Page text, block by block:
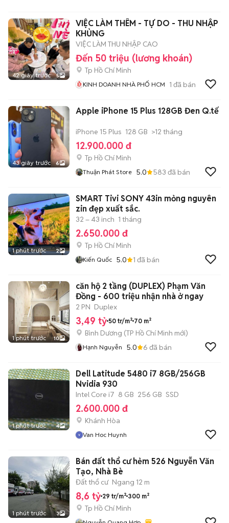
42 giây trước 5
VIỆC LÀM THÊM - TỰ DO - THU NHẬP
KHỦNG
VIỆC LÀM THU NHẬP CAO
Đến 50 triệu (lương khoán)
Tp Hồ Chí Minh
KINH DOANH NHÀ PHỐ HCM 1 đã bán
43 giây trước 6
Apple iPhone 15 Plus 128GB Đen Q.tế
iPhone 15 Plus 128 GB >12 tháng
12.900.000 đ
Tp Hồ Chí Minh
Thuận Phát Store 5.0 583 đã bán
1 phút trước 2
SMART Tivi SONY 43in mỏng nguyên
zin đẹp xuất sắc.
32 – 43 inch 1 tháng
2.650.000 đ
Tp Hồ Chí Minh
Kiến Quốc 5.0 1 đã bán
1 phút trước 10
căn hộ 2 tầng (DUPLEX) Phạm Văn
Đồng - 600 triệu nhận nhà ở ngay
2 PN Duplex
3,49 tỷ 50 tr/m² 70 m²
Bình Dương (TP Hồ Chí Minh mới)
Hạnh Nguyễn 5.0 6 đã bán
1 phút trước 4
Dell Latitude 5480 i7 8GB/256GB
Nvidia 930
Intel Core i7 8 GB 256 GB SSD
2.600.000 đ
Khánh Hòa
Van Hoc Huynh
1 phút trước 3
Bán đất thổ cư hẻm 526 Nguyễn Văn
Tạo, Nhà Bè
Đất thổ cư Ngang 12 m
8,6 tỷ 29 tr/m² 300 m²
Tp Hồ Chí Minh